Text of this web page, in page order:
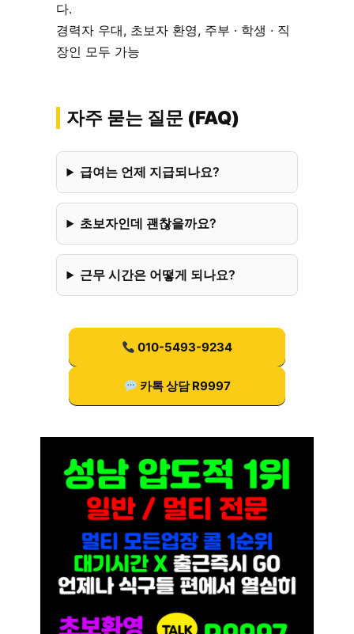
다.
경력자 우대, 초보자 환영, 주부 · 학생 · 직
장인 모두 가능
자주 묻는 질문 (FAQ)
급여는 언제 지급되나요?
초보자인데 괜찮을까요?
근무 시간은 어떻게 되나요?
010-5493-9234
카톡 상담 R9997